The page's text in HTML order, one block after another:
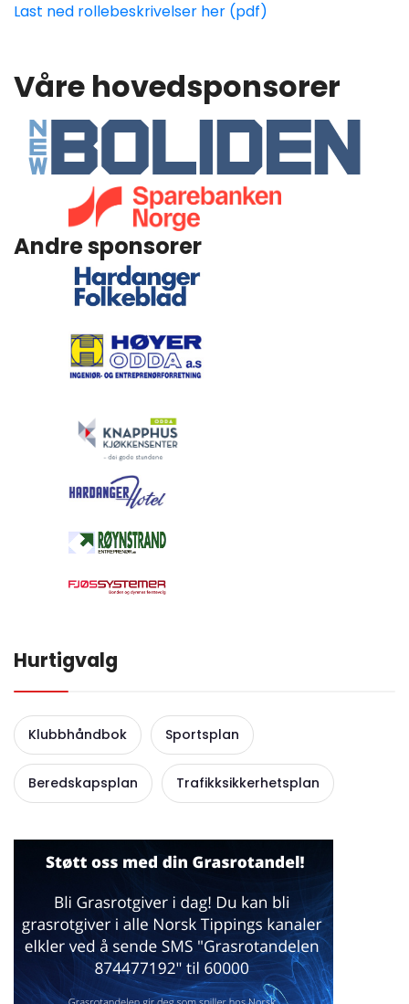
Last ned rollebeskrivelser her (pdf)
Våre hovedsponsorer
Andre sponsorer
Hurtigvalg
Klubbhåndbok Sportsplan
Beredskapsplan Trafikksikkerhetsplan